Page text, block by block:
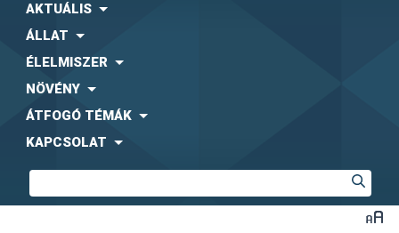
AKTUÁLIS
ÁLLAT
ÉLELMISZER
NÖVÉNY
ÁTFOGÓ TÉMÁK
KAPCSOLAT